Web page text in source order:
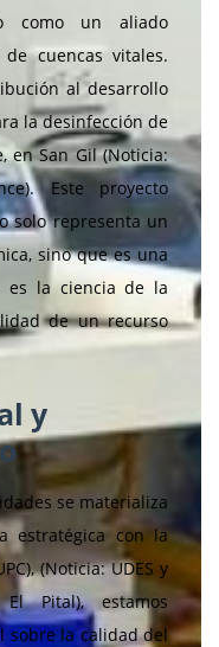
como un aliado
cuencas vitales.
al desarrollo
la desinfección de
en San Gil (Noticia:
Este proyecto
solo representa un
sino que es una
es la ciencia de la
de un recurso
y
se materializa
estratégica con la
(Noticia: UDES y
Pital), estamos
sobre la calidad del